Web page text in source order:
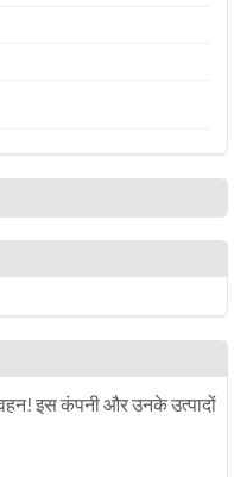
इस कंपनी और उनके उत्पादों